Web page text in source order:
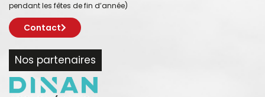
pendant les fêtes de fin d’année)
Contact
Nos partenaires